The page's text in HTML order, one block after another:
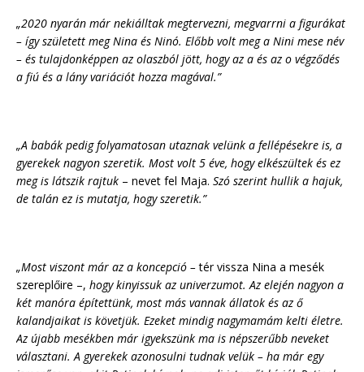
„2020 nyarán már nekiálltak megtervezni, megvarrni a figurákat
– így született meg Nina és Ninó. Előbb volt meg a Nini mese név
– és tulajdonképpen az olaszból jött, hogy az a és az o végződés
a fiú és a lány variációt hozza magával.”
„A babák pedig folyamatosan utaznak velünk a fellépésekre is, a
gyerekek nagyon szeretik. Most volt 5 éve, hogy elkészültek és ez
meg is látszik rajtuk – nevet fel Maja. Szó szerint hullik a hajuk,
de talán ez is mutatja, hogy szeretik.”
„Most viszont már az a koncepció –tér vissza Nina a mesék
szereplőire –, hogy kinyissuk az univerzumot. Az elején nagyon a
két manóra építettünk, most más vannak állatok és az ő
kalandjaikat is követjük. Ezeket mindig nagymamám kelti életre.
Az újabb mesékben már igyekszünk ma is népszerűbb neveket
választani. A gyerekek azonosulni tudnak velük – ha már egy